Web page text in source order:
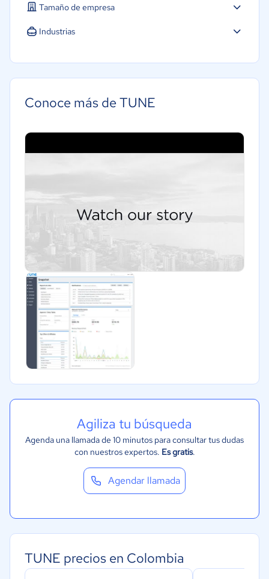
Tamaño de empresa
Industrias
Conoce más de TUNE
Agiliza tu búsqueda
Agenda una llamada de 10 minutos para consultar tus dudas
con nuestros expertos. Es gratis.
Agendar llamada
TUNE precios en Colombia